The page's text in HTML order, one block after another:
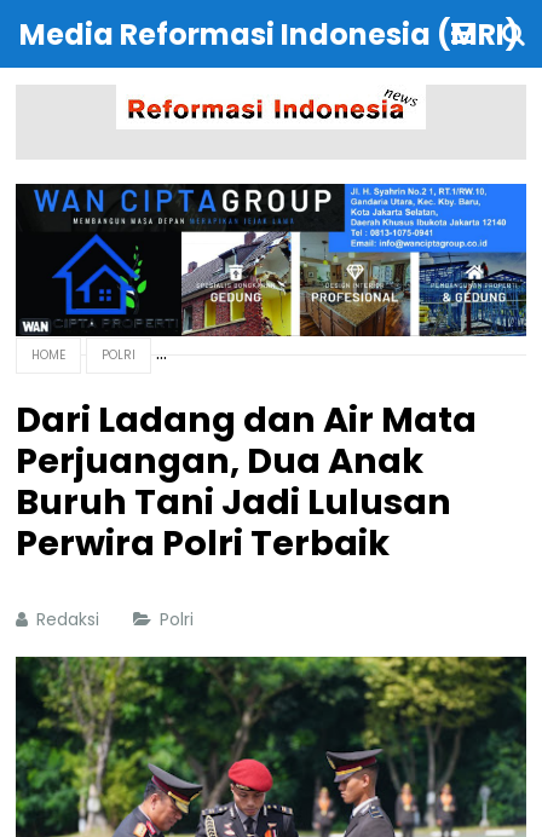
Media Reformasi Indonesia (MRI)
HOME POLRI
Dari Ladang dan Air Mata
Perjuangan, Dua Anak
Buruh Tani Jadi Lulusan
Perwira Polri Terbaik
Redaksi Polri